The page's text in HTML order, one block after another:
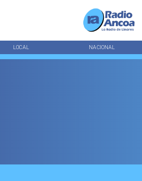
LOCAL NACIONAL